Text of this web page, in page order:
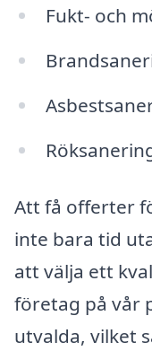
Fukt- och
Att få offerter
inte bara tid
att välja ett
företag på vår
utvalda, vilket